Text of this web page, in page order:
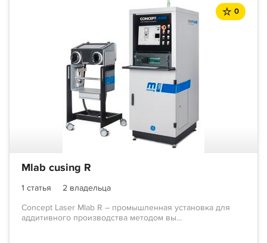
0
Mlab cusing R
1 статья
2 владельца
Concept Laser Mlab R – промышленная установка для
аддитивного производства методом вы...